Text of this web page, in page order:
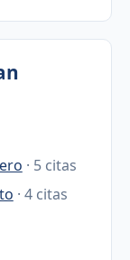
· 5 citas
· 4 citas